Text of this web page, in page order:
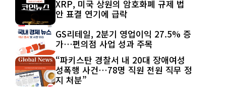
XRP, 미국 상원의 암호화폐 규제 법
안 표결 연기에 급락
GS리테일, 2분기 영업이익 27.5% 증
가…편의점 사업 성과 주목
“파키스탄 경찰서 내 20대 장애여성
성폭행 사건…78명 직원 전원 직무 정
지 처분”